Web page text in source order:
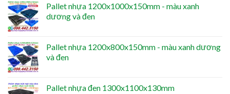
Pallet nhựa 1200x1000x150mm - màu xanh
dương và đen
Pallet nhựa 1200x800x150mm - màu xanh dương
và đen
Pallet nhựa đen 1300x1100x130mm